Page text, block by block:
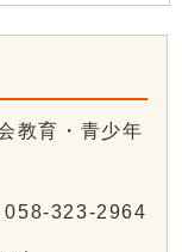
教育・青少年
058-323-2964